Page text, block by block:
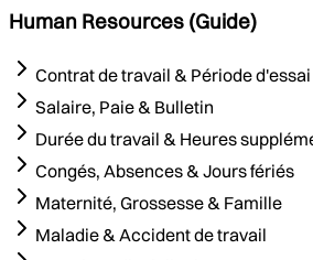
Human Resources (Guide)
Contrat de travail & Période d'essai
Salaire, Paie & Bulletin
Durée du travail & Heures
Congés, Absences & Jours fériés
Maternité, Grossesse & Famille
Maladie & Accident de travail